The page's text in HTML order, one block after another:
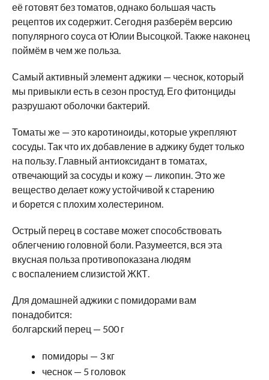
её готовят без томатов, однако большая часть
рецептов их содержит. Сегодня разберём версию
популярного соуса от Юлии Высоцкой. Также наконец
поймём в чем же польза.
Самый активный элемент аджики — чеснок, который
мы привыкли есть в сезон простуд. Его фитонциды
разрушают оболочки бактерий.
Томаты же — это каротиноиды, которые укрепляют
сосуды. Так что их добавление в аджику будет только
на пользу. Главный антиоксидант в томатах,
отвечающий за сосуды и кожу — ликопин. Это же
вещество делает кожу устойчивой к старению
и борется с плохим холестерином.
Острый перец в составе может способствовать
облегчению головной боли. Разумеется, вся эта
вкусная польза противопоказана людям
с воспалением слизистой ЖКТ.
Для домашней аджики с помидорами вам
понадобится:
болгарский перец — 500 г
помидоры — 3 кг
чеснок — 5 головок